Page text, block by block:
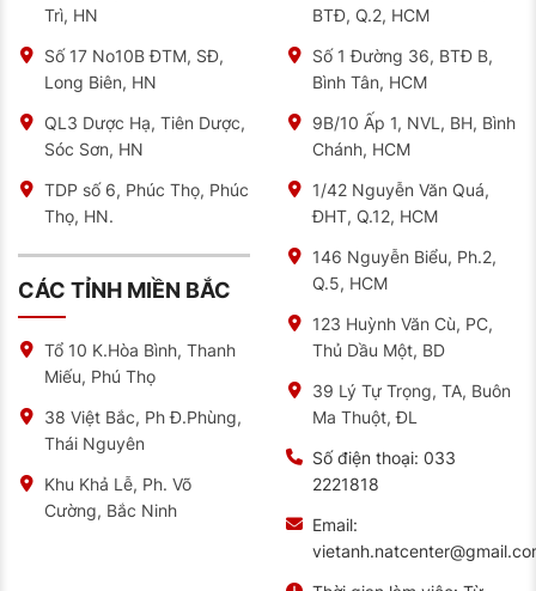
Hiện nay, không khó để chúng ta có thể tìm mua được
có được sản phẩm chất lượng là rất quan trọng.
Để đáp ứng được nhu cầu đó, NAT Center sẽ cung
cấp cho các bạn các mẫu sản phẩm ắc quy Sebang,
đảm bảo chất lượng và giá cả cạnh tranh trên thị
trường.
Tại đây, chúng tôi cam kết sản phẩm chính hãng, chất
lượng được nhập khẩu từ Hàn Quốc. Ngoài ra, công ty
còn có những ưu đãi đặc biệt dành cho khách hàng.
Hãy liên hệ ngay với chúng tôi để được tư vấn và hỗ
trợ lựa chọn được loại ắc quy phù hợp cho xe của bạn
nhé.
Trì, HN
Số 17 No10B ĐTM, SĐ,
Long Biên, HN
QL3 Dược Hạ, Tiên Dược,
Sóc Sơn, HN
TDP số 6, Phúc Thọ, Phúc
Thọ, HN.
CÁC TỈNH MIỀN BẮC
Tổ 10 K.Hòa Bình, Thanh
Miếu, Phú Thọ
38 Việt Bắc, Ph Đ.Phùng,
Thái Nguyên
Khu Khả Lễ, Ph. Võ
Cường, Bắc Ninh
BTĐ, Q.2, HCM
Số 1 Đường 36, BTĐ B,
Bình Tân, HCM
9B/10 Ấp 1, NVL, BH, Bình
Chánh, HCM
1/42 Nguyễn Văn Quá,
ĐHT, Q.12, HCM
146 Nguyễn Biểu, Ph.2,
Q.5, HCM
123 Huỳnh Văn Cù, PC,
Thủ Dầu Một, BD
39 Lý Tự Trọng, TA, Buôn
Ma Thuột, ĐL
Số điện thoại: 033
2221818
Email: